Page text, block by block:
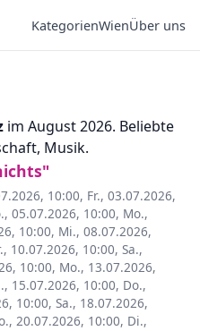
KategorienWienÜber uns
im August 2026. Beliebte
Musik.
10:00, Fr., 03.07.2026,
05.07.2026, 10:00, Mo.,
10:00, Mi., 08.07.2026,
10.07.2026, 10:00, Sa.,
10:00, Mo., 13.07.2026,
15.07.2026, 10:00, Do.,
10:00, Sa., 18.07.2026,
20.07.2026, 10:00, Di.,